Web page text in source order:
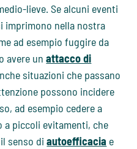
lieve. Se alcuni eventi
imprimono nella nostra
ad esempio fuggire da
avere unattacco di
situazioni che passano
possono incidere
ad esempio cedere a
piccoli evitamenti, che
senso diautoefficacia e